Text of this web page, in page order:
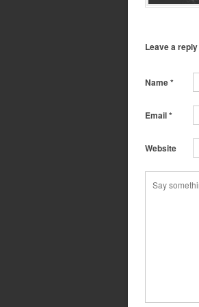
Leave a reply
Name*
Email*
Website